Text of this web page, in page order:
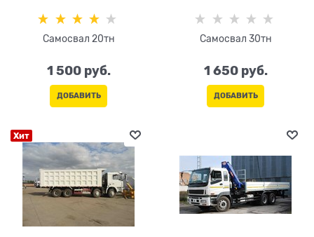
Самосвал 20тн
1 500 руб.
ДОБАВИТЬ
Самосвал 30тн
1 650 руб.
ДОБАВИТЬ
Хит